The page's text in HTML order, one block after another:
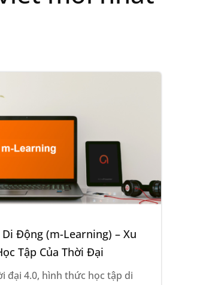
Di Động (m-Learning) – Xu
Tập Của Thời Đại
đại 4.0, hình thức học tập di